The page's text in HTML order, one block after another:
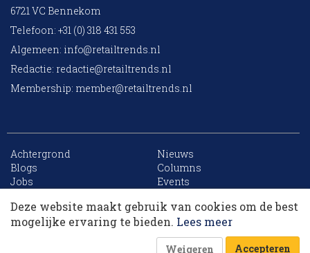
6721 VC Bennekom
Telefoon: +31 (0) 318 431 553
Algemeen: info@retailtrends.nl
Redactie: redactie@retailtrends.nl
Membership: member@retailtrends.nl
Achtergrond
Nieuws
Blogs
Columns
Jobs
Events
Archief
Sitemap
Deze website maakt gebruik van cookies om de best
mogelijke ervaring te bieden. Lees meer
Weigeren Accepteren
10 collega’s
Korting op events